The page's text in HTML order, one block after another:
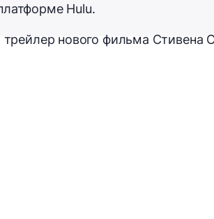
Hulu.
нового фильма Стивена